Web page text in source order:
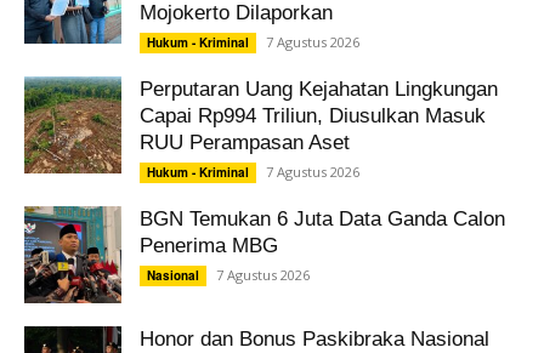
Mojokerto Dilaporkan
Hukum - Kriminal 7 Agustus 2026
Perputaran Uang Kejahatan Lingkungan
Capai Rp994 Triliun, Diusulkan Masuk
RUU Perampasan Aset
Hukum - Kriminal 7 Agustus 2026
BGN Temukan 6 Juta Data Ganda Calon
Penerima MBG
Nasional 7 Agustus 2026
Honor dan Bonus Paskibraka Nasional